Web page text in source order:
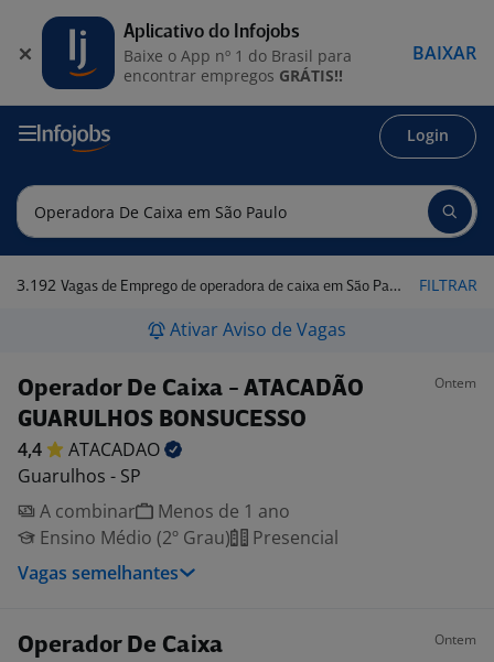
Login
3.192 Vagas de Emprego de operadora de caixa em São Paulo FILTRAR
Ativar Aviso de Vagas
Operador De Caixa - ATACADÃO
GUARULHOS BONSUCESSO
Ontem
4,4
ATACADAO
Guarulhos - SP
A combinar
Menos de 1 ano
Ensino Médio (2º Grau)
Presencial
Vagas semelhantes
Operador De Caixa Ontem
Aplicativo do Infojobs
Baixe o App nº 1 do Brasil para
encontrar empregos GRÁTIS!!
BAIXAR